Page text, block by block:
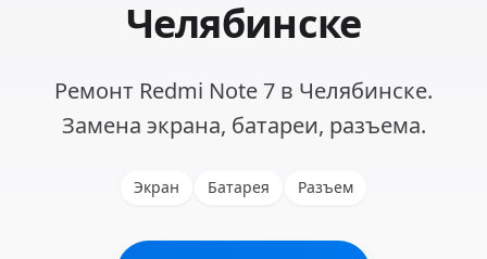
Челябинске
Ремонт Redmi Note 7 в Челябинске.
Замена экрана, батареи, разъема.
Экран Батарея Разъем